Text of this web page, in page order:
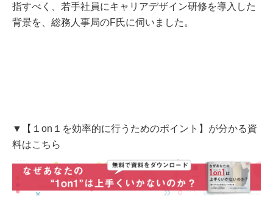
指すべく、若手社員にキャリアデザイン研修を導入した
背景を、総務人事局のF氏に伺いました。
▼【１on１を効率的に行うためのポイント】が分かる資
料はこちら